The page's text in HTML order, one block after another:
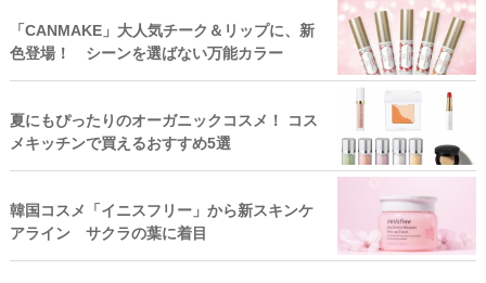
「CANMAKE」大人気チーク＆リップに、新
色登場！ シーンを選ばない万能カラー
夏にもぴったりのオーガニックコスメ！ コス
メキッチンで買えるおすすめ5選
韓国コスメ「イニスフリー」から新スキンケ
アライン サクラの葉に着目